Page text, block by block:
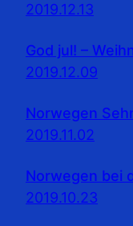
2019.12.13
God jul! –
2019.12.09
Norwegen
2019.11.02
Norwegen bei
2019.10.23